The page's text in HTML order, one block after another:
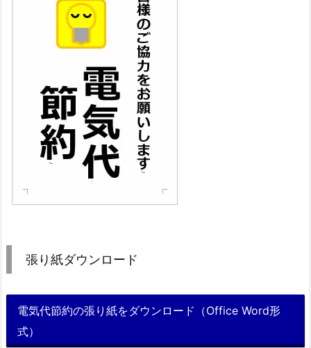
張り紙ダウンロード
電気代節約の張り紙をダウンロード（Office Word形
式）